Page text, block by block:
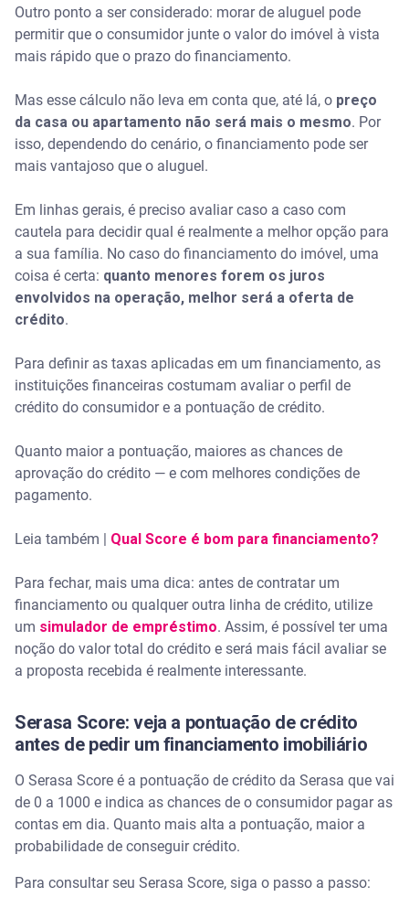
Outro ponto a ser considerado: morar de aluguel pode
permitir que o consumidor junte o valor do imóvel à vista
mais rápido que o prazo do financiamento.
Mas esse cálculo não leva em conta que, até lá, o preço
da casa ou apartamento não será mais o mesmo. Por
isso, dependendo do cenário, o financiamento pode ser
mais vantajoso que o aluguel.
Em linhas gerais, é preciso avaliar caso a caso com
cautela para decidir qual é realmente a melhor opção para
a sua família. No caso do financiamento do imóvel, uma
coisa é certa: quanto menores forem os juros
envolvidos na operação, melhor será a oferta de
crédito.
Para definir as taxas aplicadas em um financiamento, as
instituições financeiras costumam avaliar o perfil de
crédito do consumidor e a pontuação de crédito.
Quanto maior a pontuação, maiores as chances de
aprovação do crédito — e com melhores condições de
pagamento.
Leia também | Qual Score é bom para financiamento?
Para fechar, mais uma dica: antes de contratar um
financiamento ou qualquer outra linha de crédito, utilize
um simulador de empréstimo. Assim, é possível ter uma
noção do valor total do crédito e será mais fácil avaliar se
a proposta recebida é realmente interessante.
Serasa Score: veja a pontuação de crédito
antes de pedir um financiamento imobiliário
O Serasa Score é a pontuação de crédito da Serasa que vai
de 0 a 1000 e indica as chances de o consumidor pagar as
contas em dia. Quanto mais alta a pontuação, maior a
probabilidade de conseguir crédito.
Para consultar seu Serasa Score, siga o passo a passo: